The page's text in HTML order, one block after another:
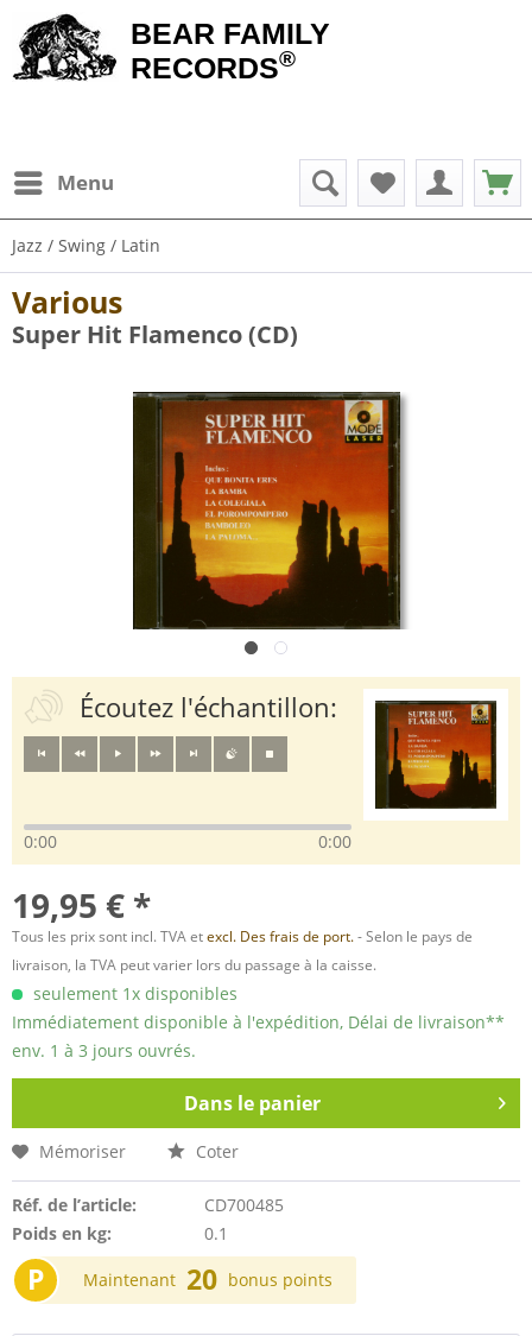
BEAR FAMILY
RECORDS®
Menu
Jazz / Swing / Latin
Various
Super Hit Flamenco (CD)
Écoutez l'échantillon:
0:00 0:00
19,95 € *
Tous les prix sont incl. TVA etexcl. Des frais de port.- Selon le pays de
livraison, la TVA peut varier lors du passage à la caisse.
seulement 1x disponibles
Immédiatement disponible à l'expédition, Délai de livraison**
env. 1 à 3 jours ouvrés.
Dans le panier
Mémoriser Coter
Réf. de l’article:
CD700485
Poids en kg:
0.1
P Maintenant 20 bonus points